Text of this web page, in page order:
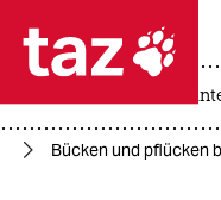
 taz
usa
Bücken und pflücken